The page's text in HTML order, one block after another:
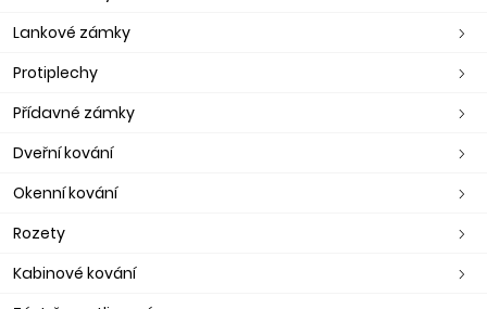
Lankové zámky
Protiplechy
Přídavné zámky
Dveřní kování
Okenní kování
Rozety
Kabinové kování